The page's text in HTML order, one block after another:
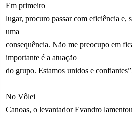
Em primeiro
lugar, procuro passar com eficiência e,
uma
consequência. Não me preocupo em
importante é a atuação
do grupo. Estamos unidos e
No Vôlei
Canoas, o levantador Evandro